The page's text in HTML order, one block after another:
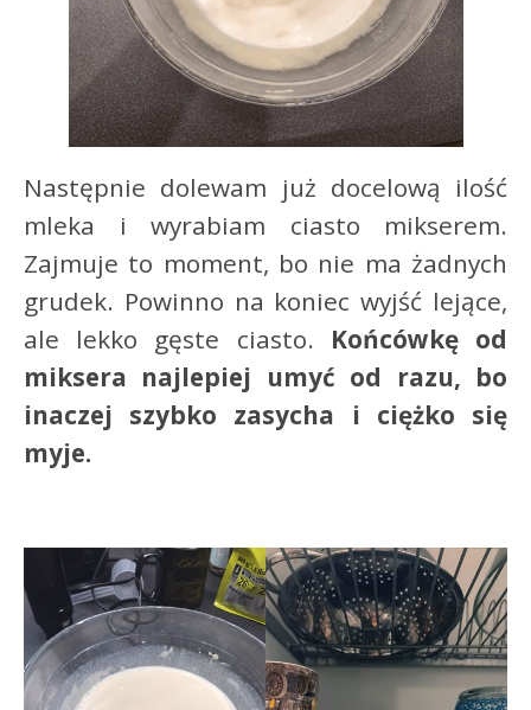
Następnie dolewam już docelową ilość
mleka i wyrabiam ciasto mikserem.
Zajmuje to moment, bo nie ma żadnych
grudek. Powinno na koniec wyjść lejące,
ale lekko gęste ciasto. Końcówkę od
miksera najlepiej umyć od razu, bo
inaczej szybko zasycha i ciężko się
myje.